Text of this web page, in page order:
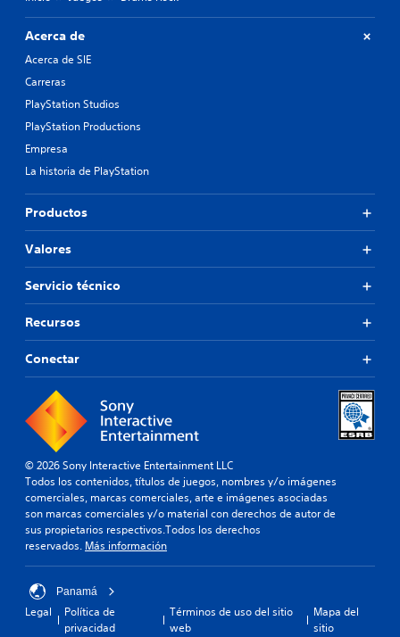
Acerca de
Acerca de SIE
Carreras
PlayStation Studios
PlayStation Productions
Empresa
La historia de PlayStation
Productos
Valores
Servicio técnico
Recursos
Conectar
© 2026 Sony Interactive Entertainment LLC
Todos los contenidos, títulos de juegos, nombres y/o imágenes
comerciales, marcas comerciales, arte e imágenes asociadas
son marcas comerciales y/o material con derechos de autor de
sus propietarios respectivos.Todos los derechos
reservados. Más información
Panamá
Legal
Política de
privacidad
Términos de uso del sitio
web
Mapa del
sitio